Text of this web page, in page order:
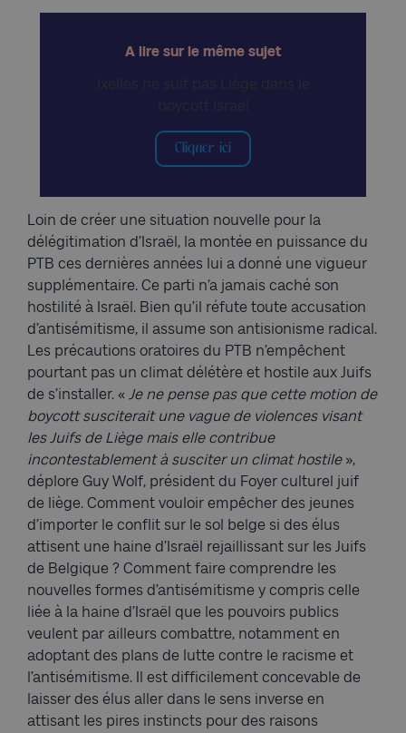
A lire sur le même sujet
Cliquer ici
Loin de créer une situation nouvelle pour la
délégitimation d’Israël, la montée en puissance du
PTB ces dernières années lui a donné une vigueur
supplémentaire. Ce parti n’a jamais caché son
hostilité à Israël. Bien qu’il réfute toute accusation
d’antisémitisme, il assume son antisionisme radical.
Les précautions oratoires du PTB n’empêchent
pourtant pas un climat délétère et hostile aux Juifs
de s’installer. « Je ne pense pas que cette motion de
boycott susciterait une vague de violences visant
les Juifs de Liège mais elle contribue
incontestablement à susciter un climat hostile»,
déplore Guy Wolf, président du Foyer culturel juif
de liège. Comment vouloir empêcher des jeunes
d’importer le conflit sur le sol belge si des élus
attisent une haine d’Israël rejaillissant sur les Juifs
de Belgique ? Comment faire comprendre les
nouvelles formes d’antisémitisme y compris celle
liée à la haine d’Israël que les pouvoirs publics
veulent par ailleurs combattre, notamment en
adoptant des plans de lutte contre le racisme et
l’antisémitisme. Il est difficilement concevable de
laisser des élus aller dans le sens inverse en
attisant les pires instincts pour des raisons